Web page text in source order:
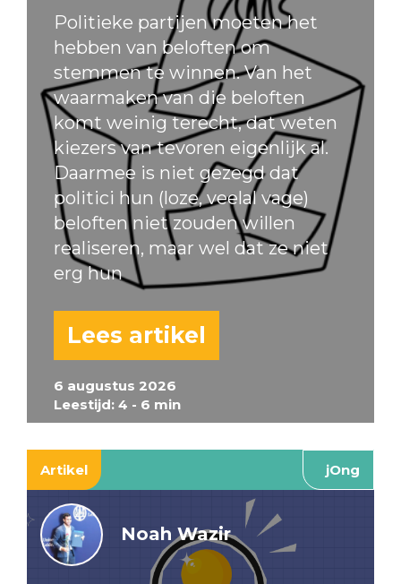
6 augustus 2026
Leestijd: 4 - 6 min
Politieke partijen moeten het
hebben van beloften om
stemmen te winnen. Van het
waarmaken van die beloften
komt weinig terecht, dat weten
kiezers van tevoren eigenlijk al.
Daarmee is niet gezegd dat
politici hun (loze, veelal vage)
beloften niet zouden willen
realiseren, maar wel dat ze niet
erg hun
Lees artikel
Artikel jOng
Noah Wazir